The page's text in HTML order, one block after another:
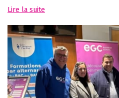
Lire la suite